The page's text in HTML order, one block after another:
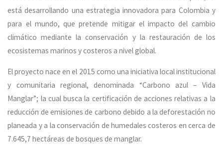
está desarrollando una estrategia innovadora para Colombia y
para el mundo, que pretende mitigar el impacto del cambio
climático mediante la conservación y la restauración de los
ecosistemas marinos y costeros a nivel global.
El proyecto nace en el 2015 como una iniciativa local institucional
y comunitaria regional, denominada “Carbono azul – Vida
Manglar”; la cual busca la certificación de acciones relativas a la
reducción de emisiones de carbono debido a la deforestación no
planeada y a la conservación de humedales costeros en cerca de
7.645,7 hectáreas de bosques de manglar.